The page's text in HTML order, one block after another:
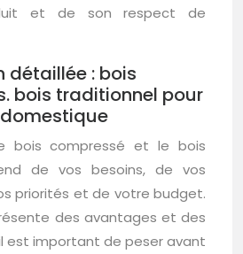
et de son respect de
détaillée : bois
bois traditionnel pour
bois compressé et le bois
de vos besoins, de vos
priorités et de votre budget.
des avantages et des
est important de peser avant